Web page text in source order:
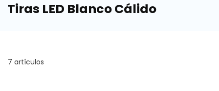
Tiras LED Blanco Cálido
7 artículos